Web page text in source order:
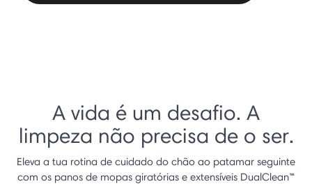
A vida é um desafio. A
limpeza não precisa de o ser.
Eleva a tua rotina de cuidado do chão ao patamar seguinte
com os panos de mopas giratórias e extensíveis DualClean™